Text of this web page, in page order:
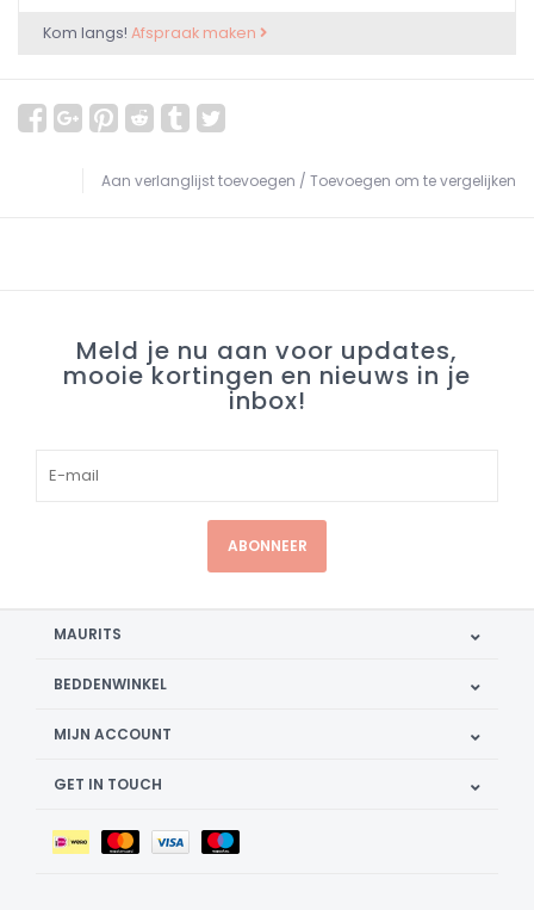
Kom langs! Afspraak maken
Aan verlanglijst toevoegen / Toevoegen om te vergelijken
Meld je nu aan voor updates,
mooie kortingen en nieuws in je
inbox!
ABONNEER
MAURITS
BEDDENWINKEL
MIJN ACCOUNT
GET IN TOUCH